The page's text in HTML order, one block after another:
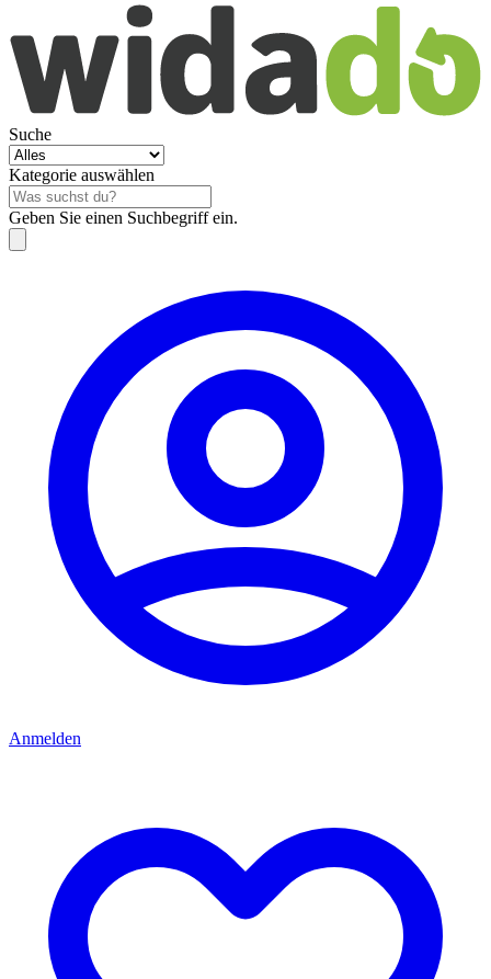
Suche
Kategorie auswählen
Geben Sie einen Suchbegriff ein.
Anmelden